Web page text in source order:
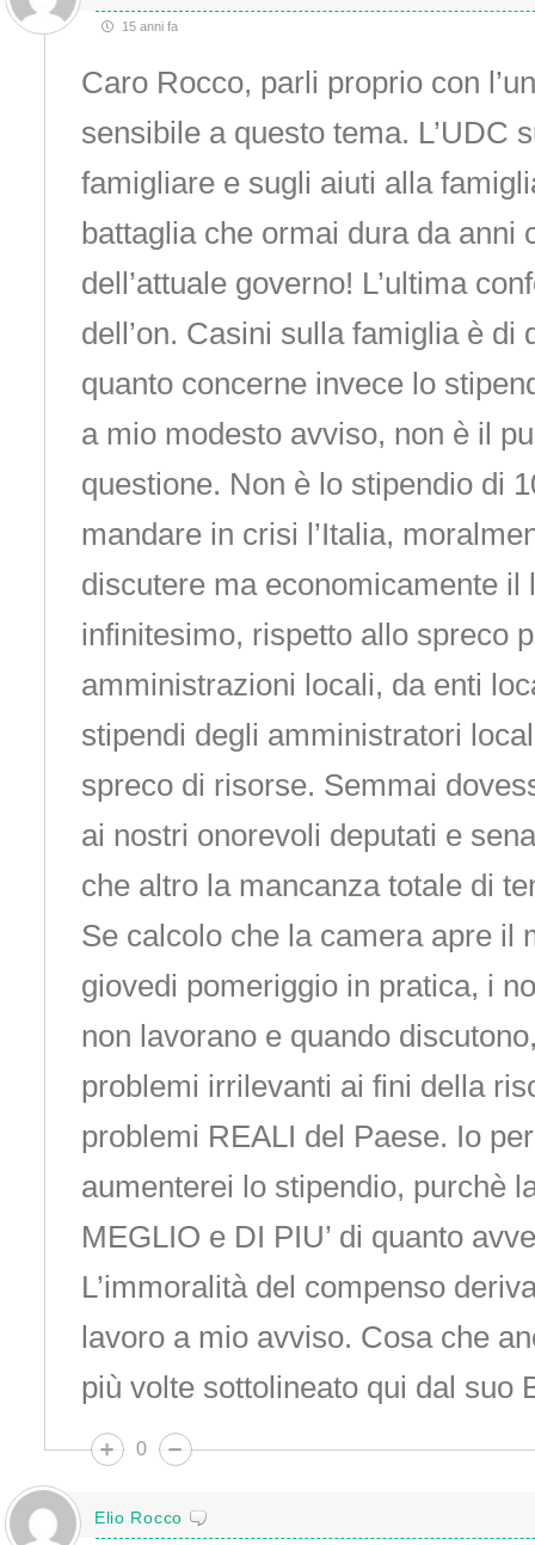
15 anni fa
Caro Rocco, parli proprio con
sensibile a questo tema. L’UDC
famigliare e sugli aiuti alla
battaglia che ormai dura da anni
dell’attuale governo! L’ultima
dell’on. Casini sulla famiglia è di
quanto concerne invece lo
a mio modesto avviso, non è il
questione. Non è lo stipendio di
mandare in crisi l’Italia,
discutere ma economicamente il
infinitesimo, rispetto allo spreco
amministrazioni locali, da enti
stipendi degli amministratori
spreco di risorse. Semmai
ai nostri onorevoli deputati e
che altro la mancanza totale di
Se calcolo che la camera apre il
giovedi pomeriggio in pratica, i
non lavorano e quando
problemi irrilevanti ai fini della
problemi REALI del Paese. Io
aumenterei lo stipendio, purchè
MEGLIO e DI PIU’ di quanto
L’immoralità del compenso
lavoro a mio avviso. Cosa che
più volte sottolineato qui dal suo
0
Elio Rocco